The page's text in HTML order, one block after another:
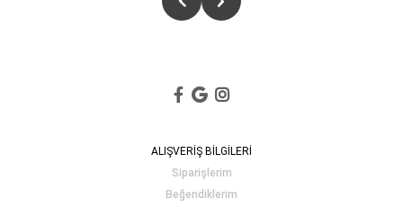
ALIŞVERİŞ BİLGİLERİ
Siparişlerim
Beğendiklerim